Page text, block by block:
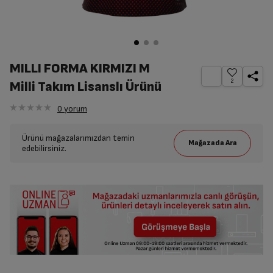
MILLI FORMA KIRMIZI M
Milli Takım Lisanslı Ürünü
2
0 yorum
Ürünü mağazalarımızdan temin
edebilirsiniz.